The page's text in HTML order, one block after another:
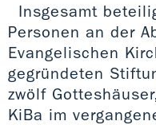
Insgesamt
Personen an der
Evangelischen
gegründeten
zwölf
KiBa im